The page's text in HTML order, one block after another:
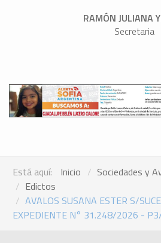
RAMÓN JULIANA
Secretaria
Está aquí: Inicio
Sociedades y
Edictos
AVALOS SUSANA ESTER S/
EXPEDIENTE N° 31.248/2026 -